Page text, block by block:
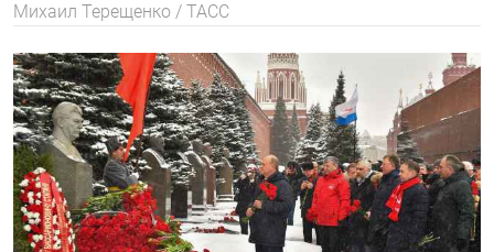
Михаил Терещенко / ТАСС